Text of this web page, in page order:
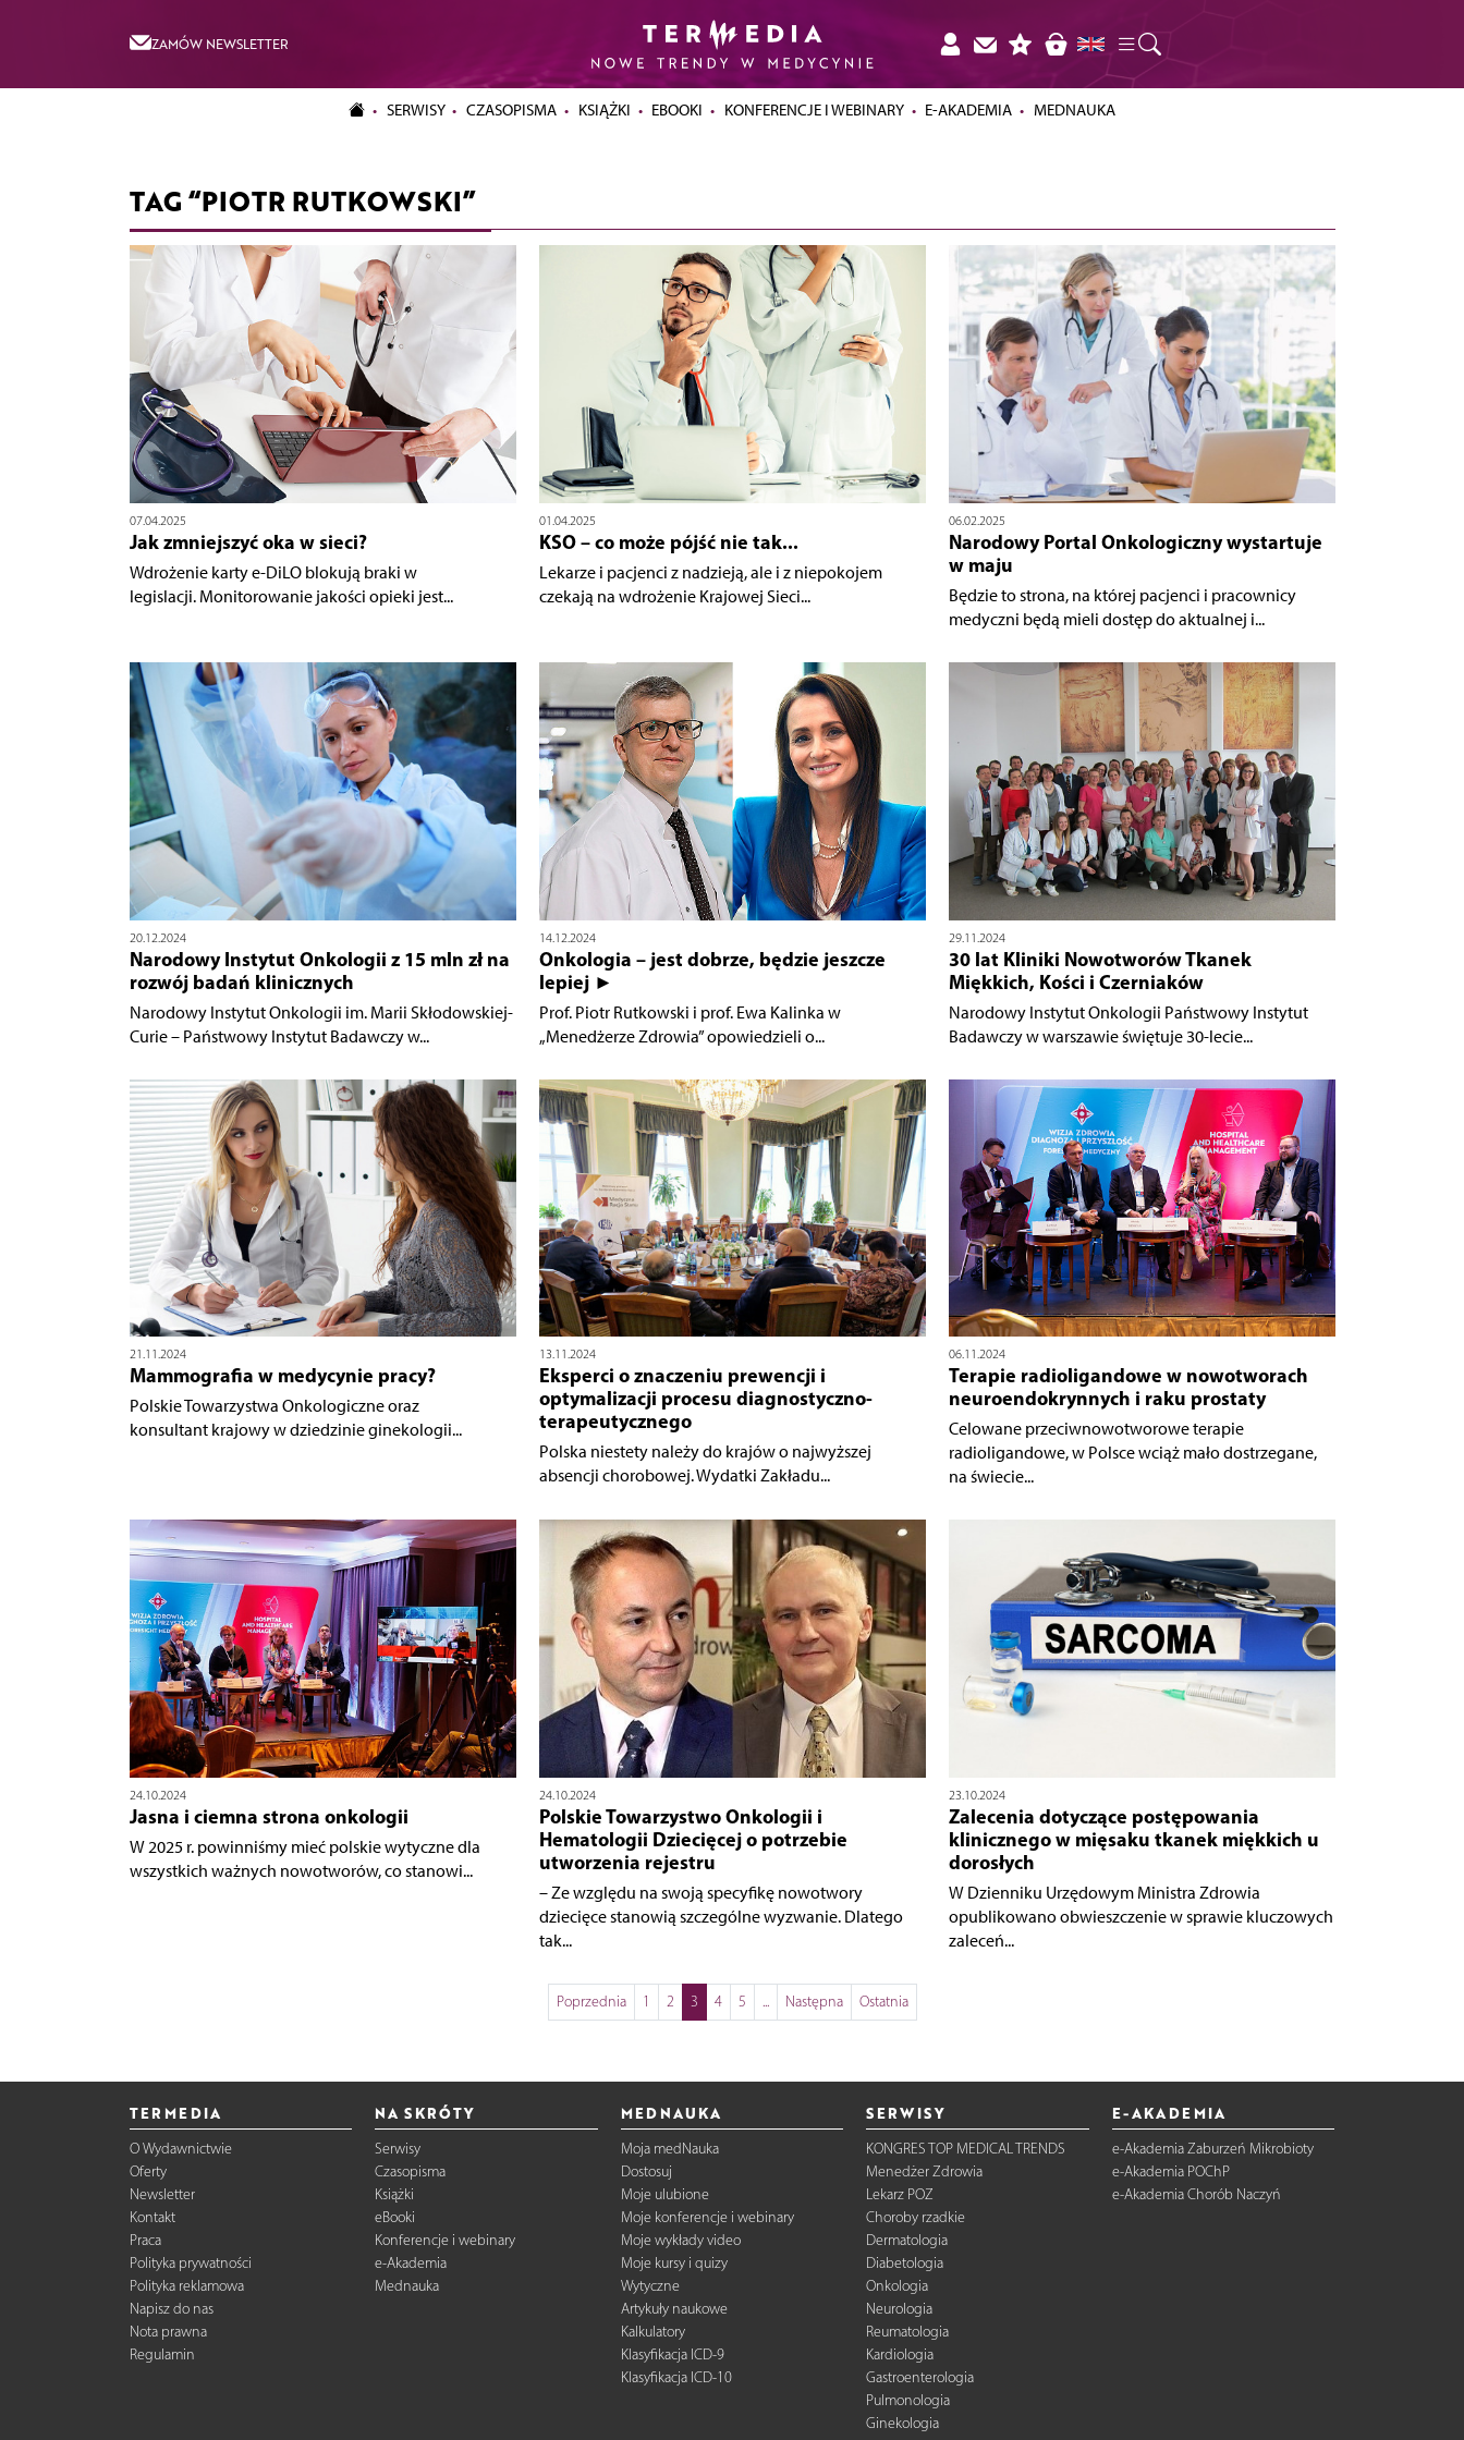
ZAMÓW NEWSLETTER
SERWISY CZASOPISMA KSIĄŻKI EBOOKI KONFERENCJE I WEBINARY E-AKADEMIA MEDNAUKA
TAG “PIOTR RUTKOWSKI”
07.04.2025
Jak zmniejszyć oka w sieci?
Wdrożenie karty e-DiLO blokują braki w
legislacji. Monitorowanie jakości opieki jest...
01.04.2025
KSO – co może pójść nie tak...
Lekarze i pacjenci z nadzieją, ale i z niepokojem
czekają na wdrożenie Krajowej Sieci...
06.02.2025
Narodowy Portal Onkologiczny wystartuje
w maju
Będzie to strona, na której pacjenci i pracownicy
medyczni będą mieli dostęp do aktualnej i...
20.12.2024
Narodowy Instytut Onkologii z 15 mln zł na
rozwój badań klinicznych
Narodowy Instytut Onkologii im. Marii Skłodowskiej-
Curie – Państwowy Instytut Badawczy w...
14.12.2024
Onkologia – jest dobrze, będzie jeszcze
lepiej ►
Prof. Piotr Rutkowski i prof. Ewa Kalinka w
„Menedżerze Zdrowia” opowiedzieli o...
29.11.2024
30 lat Kliniki Nowotworów Tkanek
Miękkich, Kości i Czerniaków
Narodowy Instytut Onkologii Państwowy Instytut
Badawczy w warszawie świętuje 30-lecie...
21.11.2024
Mammografia w medycynie pracy?
Polskie Towarzystwa Onkologiczne oraz
konsultant krajowy w dziedzinie ginekologii...
13.11.2024
Eksperci o znaczeniu prewencji i
optymalizacji procesu diagnostyczno-
terapeutycznego
Polska niestety należy do krajów o najwyższej
absencji chorobowej. Wydatki Zakładu...
06.11.2024
Terapie radioligandowe w nowotworach
neuroendokrynnych i raku prostaty
Celowane przeciwnowotworowe terapie
radioligandowe, w Polsce wciąż mało dostrzegane,
na świecie...
24.10.2024
Jasna i ciemna strona onkologii
W 2025 r. powinniśmy mieć polskie wytyczne dla
wszystkich ważnych nowotworów, co stanowi...
24.10.2024
Polskie Towarzystwo Onkologii i
Hematologii Dziecięcej o potrzebie
utworzenia rejestru
– Ze względu na swoją specyfikę nowotwory
dziecięce stanowią szczególne wyzwanie. Dlatego
tak...
23.10.2024
Zalecenia dotyczące postępowania
klinicznego w mięsaku tkanek miękkich u
dorosłych
W Dzienniku Urzędowym Ministra Zdrowia
opublikowano obwieszczenie w sprawie kluczowych
zaleceń...
Poprzednia 1 2 3 4 5 ... Następna Ostatnia
TERMEDIA
O Wydawnictwie
Oferty
Newsletter
Kontakt
Praca
Polityka prywatności
Polityka reklamowa
Napisz do nas
Nota prawna
Regulamin
NA SKRÓTY
Serwisy
Czasopisma
Książki
eBooki
Konferencje i webinary
e-Akademia
Mednauka
MEDNAUKA
Moja medNauka
Dostosuj
Moje ulubione
Moje konferencje i webinary
Moje wykłady video
Moje kursy i quizy
Wytyczne
Artykuły naukowe
Kalkulatory
Klasyfikacja ICD-9
Klasyfikacja ICD-10
SERWISY
KONGRES TOP MEDICAL TRENDS
Menedżer Zdrowia
Lekarz POZ
Choroby rzadkie
Dermatologia
Diabetologia
Onkologia
Neurologia
Reumatologia
Kardiologia
Gastroenterologia
Pulmonologia
Ginekologia
E-AKADEMIA
e-Akademia Zaburzeń Mikrobioty
e-Akademia POChP
e-Akademia Chorób Naczyń